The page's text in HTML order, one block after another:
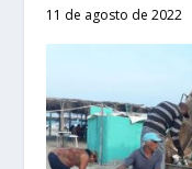
11 de agosto de 2022